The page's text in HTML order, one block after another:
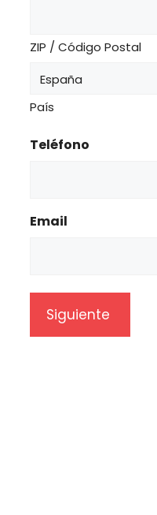
ZIP / Código Postal
País
Teléfono
Email